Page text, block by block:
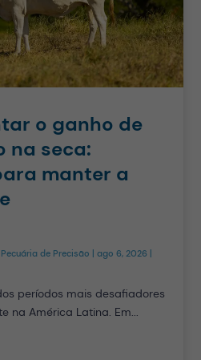
o ganho de
na seca:
manter a
de Precisão |ago 6, 2026
períodos mais desafiadores
na América Latina. Em...